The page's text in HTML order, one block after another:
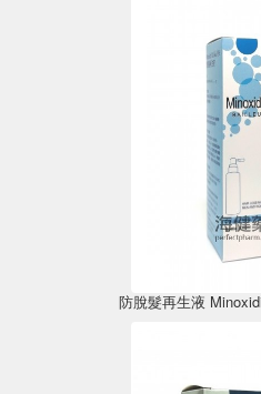
防脫髮再生液